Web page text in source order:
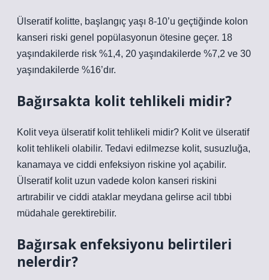
Ülseratif kolitte, başlangıç ​​yaşı 8-10’u geçtiğinde kolon
kanseri riski genel popülasyonun ötesine geçer. 18
yaşındakilerde risk %1,4, 20 yaşındakilerde %7,2 ve 30
yaşındakilerde %16’dır.
Bağırsakta kolit tehlikeli midir?
Kolit veya ülseratif kolit tehlikeli midir? Kolit ve ülseratif
kolit tehlikeli olabilir. Tedavi edilmezse kolit, susuzluğa,
kanamaya ve ciddi enfeksiyon riskine yol açabilir.
Ülseratif kolit uzun vadede kolon kanseri riskini
artırabilir ve ciddi ataklar meydana gelirse acil tıbbi
müdahale gerektirebilir.
Bağırsak enfeksiyonu belirtileri
nelerdir?